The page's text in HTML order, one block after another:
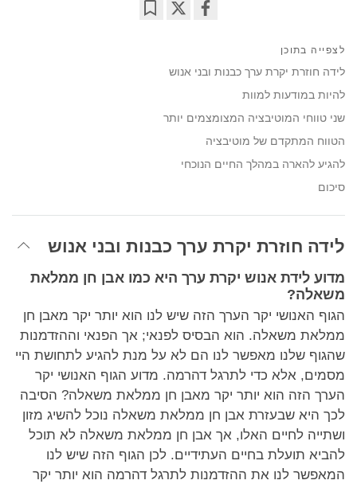
facebook
לצפייה בתוכן
לידה חוזרת יקרת ערך כבנות ובני אנוש
להיות במודעות למוות
שני טווחי המוטיבציה המצומצמים יותר
הטווח המתקדם של מוטיבציה
להגיע להארה במהלך החיים הנוכחי
סיכום
לידה חוזרת יקרת ערך כבנות ובני אנוש
מדוע לידת אנוש יקרת ערך היא כמו אבן חן ממלאת
משאלה?
הגוף האנושי יקר הערך הזה שיש לנו הוא יותר יקר מאבן חן
ממלאת משאלה. הוא הבסיס לפנאי; אך הפנאי וההזדמנות
שהגוף שלנו מאפשר לנו הם לא על מנת להגיע לתחושת היי
מסמים, אלא כדי לתרגל דהרמה. מדוע הגוף האנושי יקר
הערך הזה הוא יותר יקר מאבן חן ממלאת משאלה? הסיבה
לכך היא שבעזרת אבן חן ממלאת משאלה נוכל להשיג מזון
ושתייה לחיים האלו, אך אבן חן ממלאת משאלה לא תוכל
להביא תועלת בחיים העתידיים. לכן הגוף הזה שיש לנו
המאפשר לנו את ההזדמנות לתרגל דהרמה הוא יותר יקר